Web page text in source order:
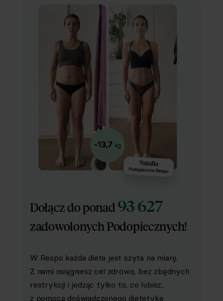
Dołącz do ponad93 627
zadowolonych Podopiecznych!
W Respo każda dieta jest szyta na miarę.
Z nami osiągniesz cel zdrowo, bez zbędnych
restrykcji i jedząc tylko to, co lubisz,
z pomocą doświadczonego dietetyka